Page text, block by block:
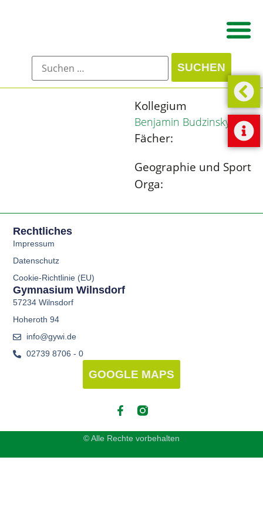
Kollegium
Benjamin Budzinsky
Fächer:
Geographie und Sport
Orga:
Rechtliches
Impressum
Datenschutz
Cookie-Richtlinie (EU)
Gymnasium Wilnsdorf
57234 Wilnsdorf
Hoheroth 94
info@gywi.de
02739 8706 - 0
GOOGLE MAPS
© Alle Rechte vorbehalten